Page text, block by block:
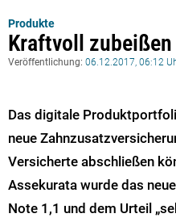
Produkte
Kraftvoll
Veröffentlichung: 06.12.2017, 06:12
Das digitale
neue
Versicherte abschließen
Assekurata wurde das
Note 1,1 und dem Urteil